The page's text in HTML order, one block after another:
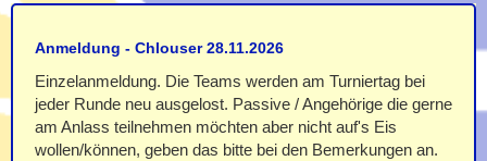
Anmeldung - Chlouser 28.11.2026
Einzelanmeldung. Die Teams werden am Turniertag bei
jeder Runde neu ausgelost. Passive / Angehörige die gerne
am Anlass teilnehmen möchten aber nicht auf's Eis
wollen/können, geben das bitte bei den Bemerkungen an.